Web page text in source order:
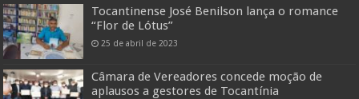
Tocantinense José Benilson lança o romance
“Flor de Lótus”
25 de abril de 2023
Câmara de Vereadores concede moção de
aplausos a gestores de Tocantínia